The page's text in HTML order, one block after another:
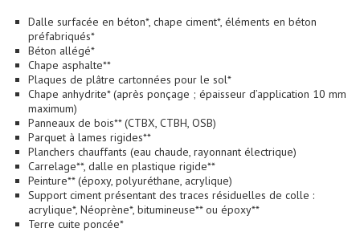
Dalle surfacée en béton*, chape ciment*, éléments en béton
préfabriqués*
Béton allégé*
Chape asphalte**
Plaques de plâtre cartonnées pour le sol*
Chape anhydrite* (après ponçage ; épaisseur d’application 10 mm
maximum)
Panneaux de bois** (CTBX, CTBH, OSB)
Parquet à lames rigides**
Planchers chauffants (eau chaude, rayonnant électrique)
Carrelage**, dalle en plastique rigide**
Peinture** (époxy, polyuréthane, acrylique)
Support ciment présentant des traces résiduelles de colle :
acrylique*, Néoprène*, bitumineuse** ou époxy**
Terre cuite poncée*